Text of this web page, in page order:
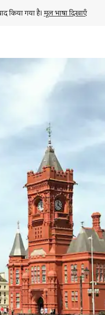
किया गया है। मूल भाषा दिखाएँ
का इस्तेमाल करके एक्सप्लोर करें।